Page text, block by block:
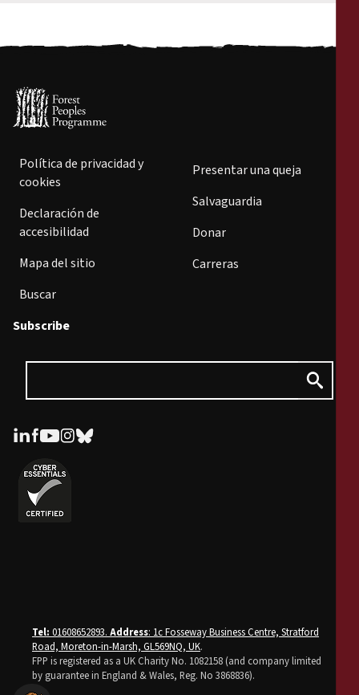
Política de privacidad y
cookies
Declaración de
accesibilidad
Mapa del sitio
Buscar
Presentar una queja
Salvaguardia
Donar
Carreras
Subscribe
Tel: 01608652893. Address: 1c Fosseway Business Centre, Stratford
Road, Moreton-in-Marsh, GL569NQ, UK.
FPP is registered as a UK Charity No. 1082158 (and company limited
by guarantee in England & Wales, Reg. No 3868836).